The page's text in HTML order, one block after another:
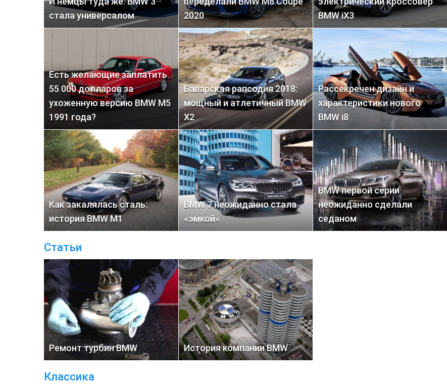
стала универсалом
2020
BMW iX3
Есть желающие заплатить
55 000 долларов за
ухоженную версию BMW M5
1991 года?
Баварская рапсодия 2018:
мощный и атлетичный BMW
X2
Рассекречен дизайн и
характеристики нового
BMW i8
Как закалялась сталь:
история BMW M1
BMW 7 неожиданно стала
«эмкой»
BMW первой серии
неожиданно сделали
седаном
Статьи
Ремонт турбин BMW История компании BMW
Классика